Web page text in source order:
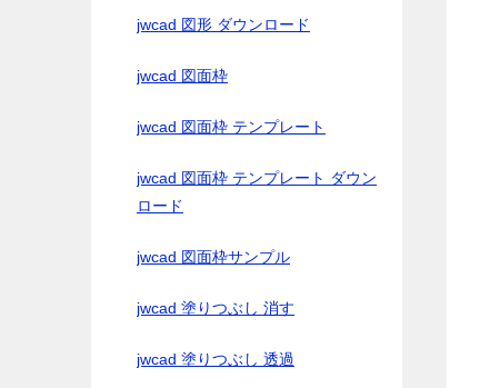
jwcad 図形 ダウンロード
jwcad 図面枠
jwcad 図面枠 テンプレート
jwcad 図面枠 テンプレート ダウン
ロード
jwcad 図面枠サンプル
jwcad 塗りつぶし 消す
jwcad 塗りつぶし 透過